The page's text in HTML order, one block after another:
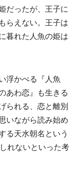
だったが、王子に
らえない。王子は
暮れた人魚の姫は
浮かべる『人魚
あわ恋』も生きる
られる、恋と離別
いながら読み始め
る天水朝名という
れないといった考